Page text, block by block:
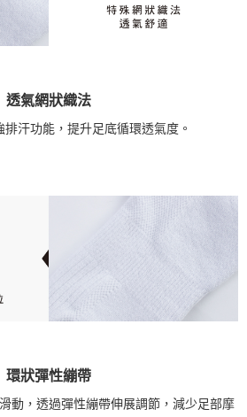
透氣網狀織法
汗功能，提升足底循環透氣度。
環狀彈性繃帶
動，透過彈性繃帶伸展調節，減少足部摩